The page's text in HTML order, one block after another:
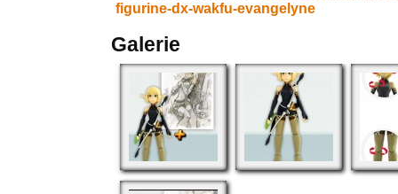
figurine-dx-wakfu-evangelyne
Galerie